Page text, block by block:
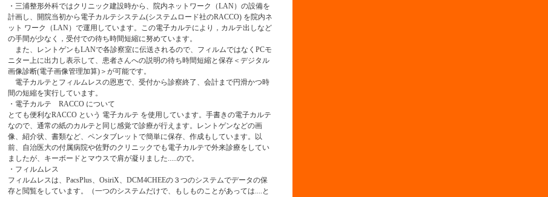
・三浦整形外科ではクリニック建設時から、院内ネットワーク（LAN）の設備を
計画し、開院当初から電子カルテシステム(システムロード社のRACCO) を院内ネ
ット ワーク（LAN）で運用しています。この電子カルテにより，カルテ出しなど
の手間が少なく，受付での待ち時間短縮に努めています。
また、レントゲンもLANで各診察室に伝送されるので、フィルムではなくPCモ
ニター上に出力し表示して、患者さんへの説明の待ち時間短縮と保存＜デジタル
画像診断(電子画像管理加算)＞が可能です。
電子カルテとフィルムレスの恩恵で、受付から診察終了、会計まで円滑かつ時
間の短縮を実行しています。
・電子カルテ RACCO について
とても便利なRACCO という 電子カルテ を使用しています。手書きの電子カルテ
なので、通常の紙のカルテと同じ感覚で診療が行えます。レントゲンなどの画
像、紹介状、書類など、ペンタブレットで簡単に保存、作成もしています。以
前、自治医大の付属病院や佐野のクリニックでも電子カルテで外来診療をしてい
ましたが、キーボードとマウスで肩が凝りました.....ので。
・フィルムレス
フィルムレスは、PacsPlus、OsiriX、DCM4CHEEの３つのシステムでデータの保
存と閲覧をしています。（一つのシステムだけで、もしものことがあっては....と